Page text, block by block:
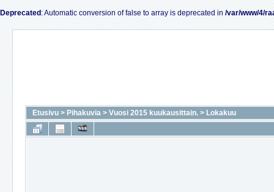
Deprecated : Automatic conversion of false to array is deprecated in /var/www/4/
Etusivu > Pihakuvia > Vuosi 2015 kuukausittain. > Lokakuu